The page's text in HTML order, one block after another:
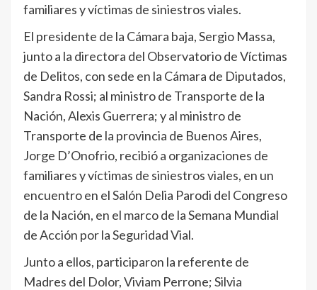
familiares y víctimas de siniestros viales.
El presidente de la Cámara baja, Sergio Massa,
junto a la directora del Observatorio de Víctimas
de Delitos, con sede en la Cámara de Diputados,
Sandra Rossi; al ministro de Transporte de la
Nación, Alexis Guerrera; y al ministro de
Transporte de la provincia de Buenos Aires,
Jorge D’Onofrio, recibió a organizaciones de
familiares y víctimas de siniestros viales, en un
encuentro en el Salón Delia Parodi del Congreso
de la Nación, en el marco de la Semana Mundial
de Acción por la Seguridad Vial.
Junto a ellos, participaron la referente de
Madres del Dolor, Viviam Perrone; Silvia